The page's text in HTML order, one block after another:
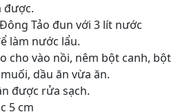
được.
Tảo đun với 3 lít nước
làm nước lẩu.
cho vào nồi, nêm bột canh, bột
dầu ăn vừa ăn.
được rửa sạch.
5 cm